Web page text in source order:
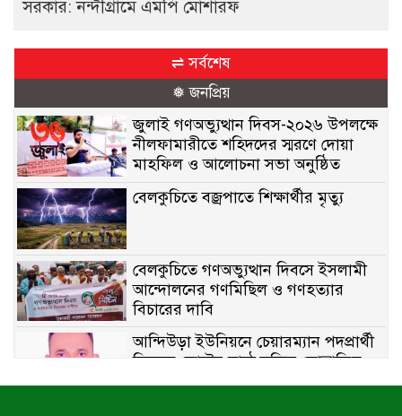
সরকার: নন্দীগ্রামে এমপি মোশারফ
⇌ সর্বশেষ
❅ জনপ্রিয়
জুলাই গণঅভ্যুত্থান দিবস-২০২৬ উপলক্ষে
নীলফামারীতে শহিদদের স্মরণে দোয়া
মাহফিল ও আলোচনা সভা অনুষ্ঠিত
বেলকুচিতে বজ্রপাতে শিক্ষার্থীর মৃত্যু
বেলকুচিতে গণঅভ্যুত্থান দিবসে ইসলামী
আন্দোলনের গণমিছিল ও গণহত্যার
বিচারের দাবি
আন্দিউড়া ইউনিয়নে চেয়ারম্যান পদপ্রার্থী
হিসেবে ভোটের মাঠে সক্রিয় মোত্তাকিম
চৌধুরী